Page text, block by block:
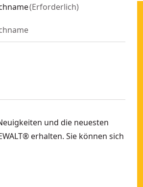
(Erforderlich)
und die neuesten
erhalten. Sie können sich